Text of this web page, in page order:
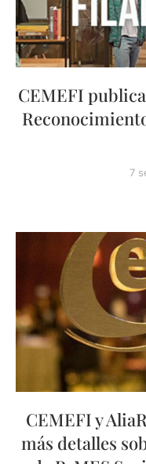
CEMEFI
7
CEMEFI y
más detalles